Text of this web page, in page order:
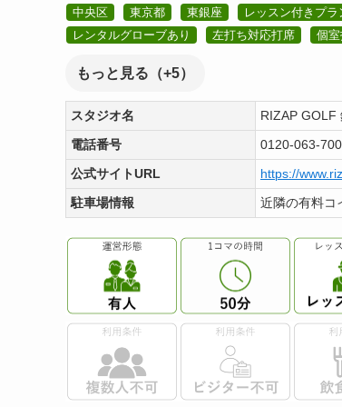
中央区 東京都 東銀座 レッスン付きプラ
レンタルグローブあり
左打ち対応打席 個
もっと見る（+5）
スタジオ名 RIZAP GOLF
電話番号 0120-063-700
公式サイトURL https://
駐車場情報 近隣の有料コ